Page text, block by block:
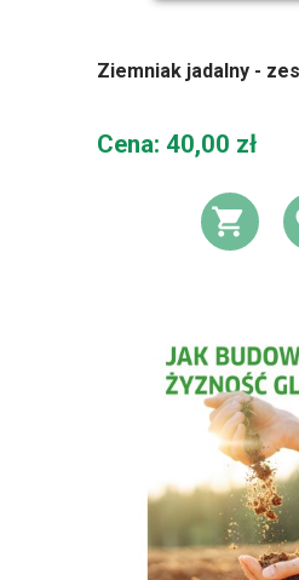
Ziemniak jadalny -
Cena
Cena: 40,00 zł